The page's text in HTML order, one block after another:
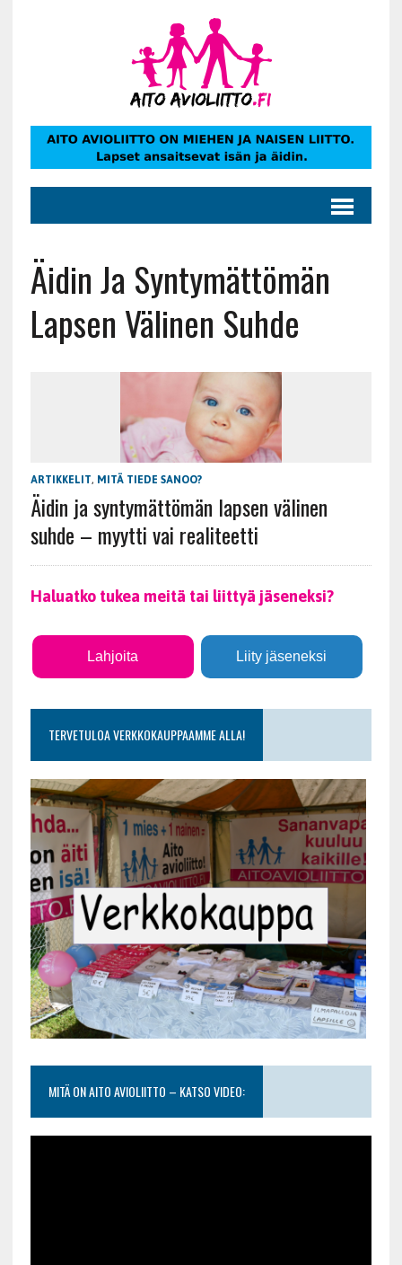
Äidin Ja Syntymättömän
Lapsen Välinen Suhde
ARTIKKELIT, MITÄ TIEDE SANOO?
Äidin ja syntymättömän lapsen välinen
suhde – myytti vai realiteetti
Haluatko tukea meitä tai liittyä jäseneksi?
Lahjoita Liity jäseneksi
TERVETULOA VERKKOKAUPPAAMME ALLA!
MITÄ ON AITO AVIOLIITTO – KATSO VIDEO: